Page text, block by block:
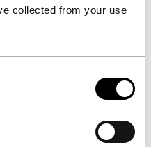
collected from your use